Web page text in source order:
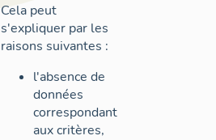
Cela peut
s'expliquer par les
raisons suivantes :
l'absence de
données
correspondant
aux critères,